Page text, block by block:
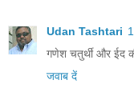
Udan Tashtari
गणेश चतुर्थी और ईद
जवाब दें